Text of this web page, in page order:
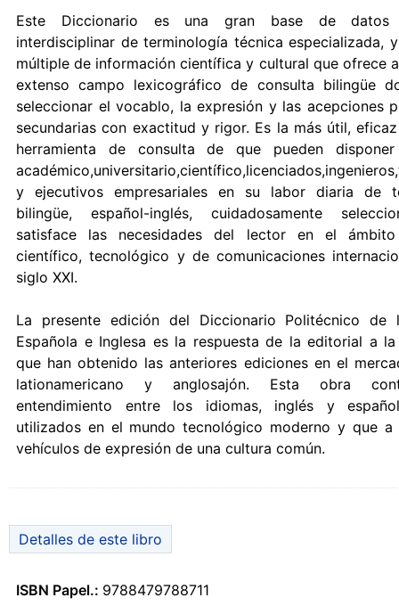
Este Diccionario es una gran base de
interdisciplinar de terminología técnica especializada,
múltiple de información científica y cultural que ofrece
extenso campo lexicográfico de consulta bilingüe
seleccionar el vocablo, la expresión y las acepciones
secundarias con exactitud y rigor. Es la más útil,
herramienta de consulta de que pueden
y ejecutivos empresariales en su labor diaria de
bilingüe, español-inglés, cuidadosamente
satisface las necesidades del lector en el ámbito
científico, tecnológico y de comunicaciones
siglo XXI.
La presente edición del Diccionario Politécnico de
Española e Inglesa es la respuesta de la editorial a
que han obtenido las anteriores ediciones en el
lationamericano y anglosajón. Esta obra
entendimiento entre los idiomas, inglés y
utilizados en el mundo tecnológico moderno y que a
vehículos de expresión de una cultura común.
Detalles de este libro
ISBN Papel.: 9788479788711